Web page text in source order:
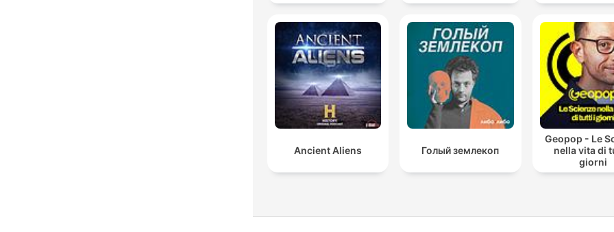
Ancient Aliens Голый землекоп
Geopop - Le
nella vita di
giorni